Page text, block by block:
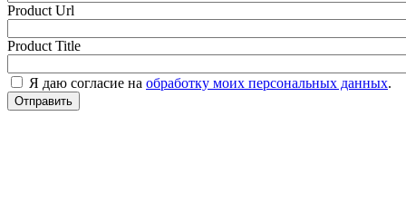
Product Url
Product Title
Я даю согласие на обработку моих персональных данных.
Отправить